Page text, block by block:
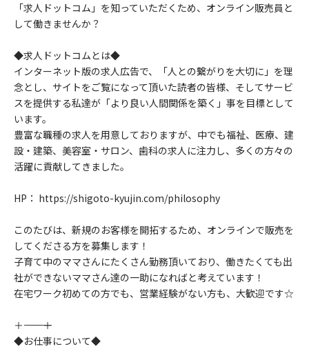
「求人ドットコム」を知っていただくため、オンライン販売員と
して働きませんか？
◆求人ドットコムとは◆
インターネット版の求人広告で、「人との繋がりを大切に」を理
念とし、サイトをご覧になって頂いた読者の皆様、そしてサービ
スを提供する私達が「より良い人間関係を築く」事を目標として
います。
豊富な職種の求人を用意しておりますが、中でも福祉、医療、建
設・建築、美容室・サロン、歯科の求人に注力し、多くの方々の
活躍に貢献してきました。
HP： https://shigoto-kyujin.com/philosophy
このたびは、新規のお客様を開拓するため、オンラインで販売を
してくださる方を募集します！
子育て中のママさんにたくさん勤務頂いており、働きたくても出
社ができないママさん達の一助になればと考えています！
在宅ワーク初めての方でも、営業経験がない方も、大歓迎です☆
＋――――――――＋
◆お仕事について◆